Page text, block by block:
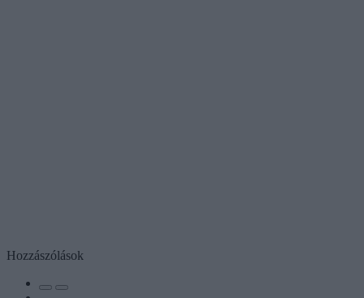
Hozzászólások